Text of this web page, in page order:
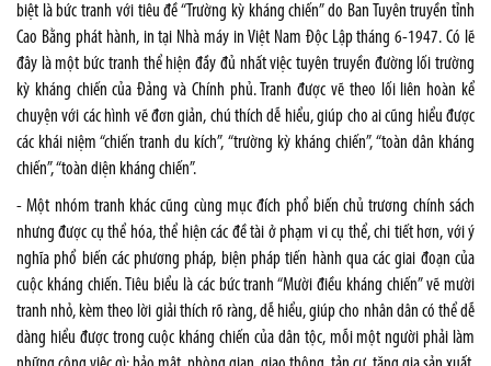
biệt là bức tranh với tiêu đề “Trường kỳ kháng chiến” do Ban Tuyên truyền tỉnh
Cao Bằng phát hành, in tại Nhà máy in Việt Nam Độc Lập tháng 6-1947. Có lẽ
đây là một bức tranh thể hiện đầy đủ nhất việc tuyên truyền đường lối trường
kỳ kháng chiến của Đảng và Chính phủ. Tranh được vẽ theo lối liên hoàn kể
chuyện với các hình vẽ đơn giản, chú thích dễ hiểu, giúp cho ai cũng hiểu được
các khái niệm “chiến tranh du kích”, “trường kỳ kháng chiến”, “toàn dân kháng
chiến”, “toàn diện kháng chiến”.
- Một nhóm tranh khác cũng cùng mục đích phổ biến chủ trương chính sách
nhưng được cụ thể hóa, thể hiện các đề tài ở phạm vi cụ thể, chi tiết hơn, với ý
nghĩa phổ biến các phương pháp, biện pháp tiến hành qua các giai đoạn của
cuộc kháng chiến. Tiêu biểu là các bức tranh “Mười điều kháng chiến” vẽ mười
tranh nhỏ, kèm theo lời giải thích rõ ràng, dễ hiểu, giúp cho nhân dân có thể dễ
dàng hiểu được trong cuộc kháng chiến của dân tộc, mỗi một người phải làm